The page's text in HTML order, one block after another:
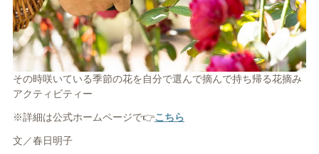
その時咲いている季節の花を自分で選んで摘んで持ち帰る花摘み
アクティビティー
※詳細は公式ホームページで👉こちら
文／春日明子